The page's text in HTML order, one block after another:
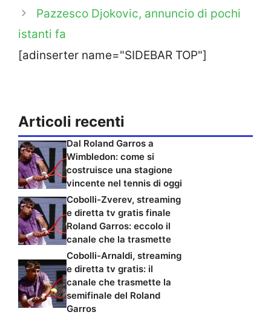
Pazzesco Djokovic, annuncio di pochi
istanti fa
[adinserter name="SIDEBAR TOP"]
Articoli recenti
Dal Roland Garros a
Wimbledon: come si
costruisce una stagione
vincente nel tennis di oggi
Cobolli-Zverev, streaming
e diretta tv gratis finale
Roland Garros: eccolo il
canale che la trasmette
Cobolli-Arnaldi, streaming
e diretta tv gratis: il
canale che trasmette la
semifinale del Roland
Garros